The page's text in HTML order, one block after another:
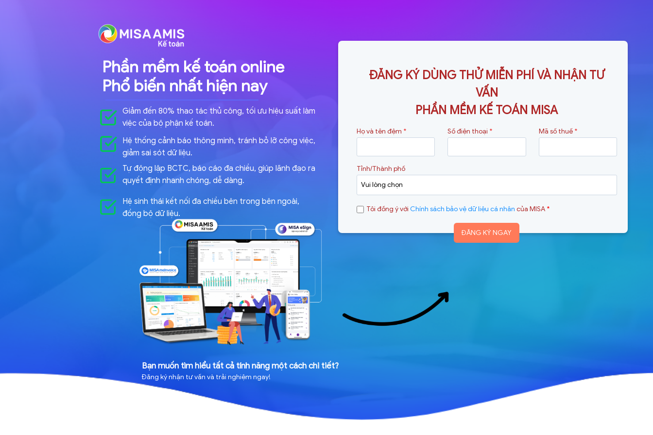
Phần mềm kế toán online
Phổ biến nhất hiện nay
Bạn muốn tìm hiểu tất cả tính năng một cách chi tiết?
Đăng ký nhận tư vấn và trải nghiệm ngay!
ĐĂNG KÝ DÙNG THỬ MIỄN PHÍ VÀ NHẬN TƯ
VẤN
PHẦN MỀM KẾ TOÁN MISA
Họ và tên đệm * Số điện thoại * Mã số thuế *
Tỉnh/Thành phố
Tôi đồng ý với Chính sách bảo vệ dữ liệu cá nhân của MISA *
Giảm đến 80% thao tác thủ công, tối ưu hiệu suất làm
việc của bộ phận kế toán.
Hệ thống cảnh báo thông minh, tránh bỏ lỡ công việc,
giảm sai sót dữ liệu.
Tự động lập BCTC, báo cáo đa chiều, giúp lãnh đạo ra
quyết định nhanh chóng, dễ dàng.
Hệ sinh thái kết nối đa chiều bên trong bên ngoài,
đồng bộ dữ liệu.